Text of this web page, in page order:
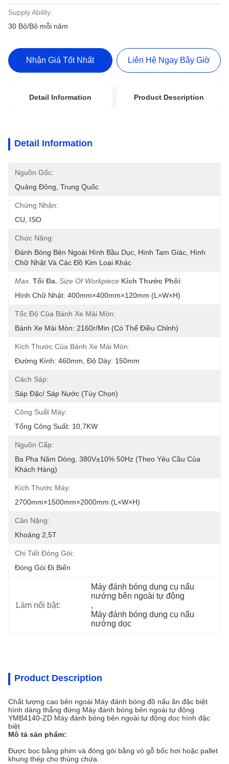
Supply Ability:
30 Bộ/Bộ mỗi năm
Nhận Giá Tốt Nhất Liên Hệ Ngay Bây Giờ
Detail Information Product Description
Detail Information
Nguồn Gốc:
Quảng Đông, Trung Quốc
Chứng Nhận:
CU, ISO
Chức Năng:
Đánh Bóng Bên Ngoài Hình Bầu Dục, Hình Tam Giác, Hình
Chữ Nhật Và Các Đồ Kim Loại Khác
Max. Tối Đa. Size Of Workpiece Kích Thước Phôi:
Hình Chữ Nhật: 400mm×400mm×120mm (L×W×H)
Tốc Độ Của Bánh Xe Mài Mòn:
Bánh Xe Mài Mòn: 2160r/min (Có Thể Điều Chỉnh)
Kích Thước Của Bánh Xe Mài Mòn:
Đường Kính: 460mm, Độ Dày: 150mm
Cách Sáp:
Sáp Đặc/ Sáp Nước (tùy Chọn)
Công Suất Máy:
Tổng Công Suất: 10,7KW
Nguồn Cấp:
Ba Pha Năm Dòng, 380V±10% 50Hz (Theo Yêu Cầu Của
Khách Hàng)
Kích Thước Máy:
2700mm×1500mm×2000mm (L×W×H)
Cân Nặng:
Khoảng 2,5T
Chi Tiết Đóng Gói:
Đóng Gói Đi Biển
Làm nổi bật:
Máy đánh bóng dụng cụ nấu
nướng bên ngoài tự động
,
Máy đánh bóng dụng cụ nấu
nướng dọc
Product Description
Chất lượng cao bên ngoài Máy đánh bóng đồ nấu ăn đặc biệt
hình dáng thẳng đứng Máy đánh bóng bên ngoài tự động
YMB4140-ZD Máy đánh bóng bên ngoài tự động dọc hình đặc
biệt
Mô tả sản phẩm:
Được bọc bằng phim và đóng gói bằng vỏ gỗ bốc hơi hoặc pallet
khung thép cho thùng chứa.